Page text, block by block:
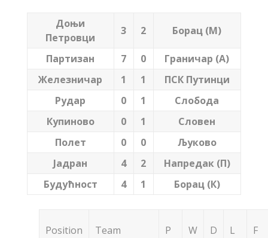
Доњи
Петровци
3 2 Борац (М)
Партизан 7 0
Граничар (А)
Железничар
1 1
ПСК Путинци
Рудар
0 1
Слобода
Купиново
0 1
Словен
Полет
0 0
Љуково
Јадран
4 2
Напредак (П)
Будућност
4 1 Борац (К)
Position Team P W D L F